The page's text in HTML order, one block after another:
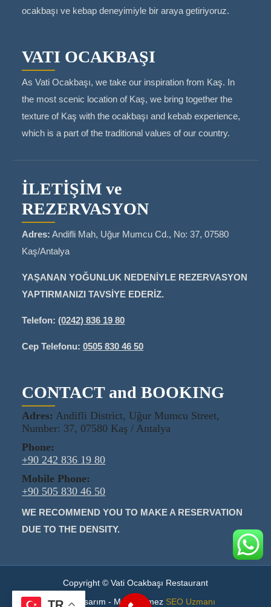
ocakbaşı ve kebap deneyimiyle bir araya getiriyoruz.
VATI OCAKBAŞI
As Vati Ocakbaşı, we take our inspiration from Kaş. In
the most scenic location of Kaş, we bring together the
texture of Kaş with the ocakbaşı and kebab experience,
which is a part of the traditional values of our country.
İLETİŞİM ve
REZERVASYON
Adres: Andifli Mah, Uğur Mumcu Cd., No: 37, 07580
Kaş/Antalya
YAŞANAN YOĞUNLUK NEDENİYLE REZERVASYON
YAPTIRMANIZI TAVSİYE EDERİZ.
Telefon:(0242) 836 19 80
Cep Telefonu: 0505 830 46 50
CONTACT and BOOKING
Adres: Andifli District, Uğur Mumcu Street,
Number: 37, 07580 Kaş / Antalya
Phone:
+90 242 836 19 80
Mobile Phone:
+90 505 830 46 50
WE RECOMMEND YOU TO MAKE A RESERVATION
DUE TO THE DENSITY.
Copyright © Vati Ocakbaşı Restaurant
Web Tasarım - Murat Ölmez SEO Uzmanı